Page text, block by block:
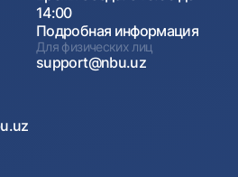
14:00
Подробная информация
Для физических лиц
support@nbu.uz